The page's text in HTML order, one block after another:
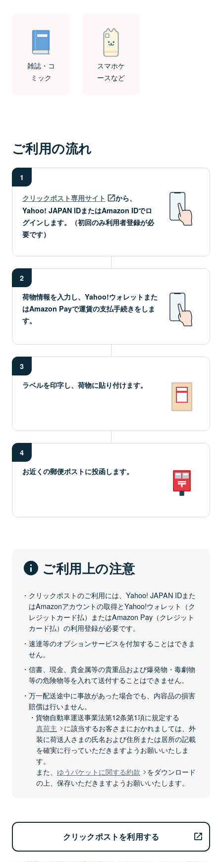
雑誌・コ
ミック
スマホケ
ースなど
ご利用の流れ
1
クリックポスト専用サイト
から、
Yahoo! JAPAN IDまたはAmazon IDでロ
グインします。（初回のみ利用者登録が必
要です）
2
荷物情報を入力し、Yahoo!ウォレットまた
はAmazon Payで運賃の支払手続きをしま
す。
3
ラベルを印字し、荷物に貼り付けます。
4
お近くの郵便ポストに投函します。
ご利用上の注意
クリックポストのご利用には、Yahoo! JAPAN IDまた
はAmazonアカウントの取得とYahoo!ウォレット（ク
レジットカード払）またはAmazon Pay（クレジット
カード払）の利用登録が必要です。
速達等のオプションサービスを付加することはできま
せん。
信書、現金、貴金属等の貴重品および爆発物・毒劇物
等の危険物等を入れて送付することはできません。
万一配送途中に事故があった場合でも、内容品の損害
賠償は行いません。
貨物自動車運送事業法第12条第1項に規定する
真荷主
に該当するお客さまにおかれましては、外
装に荷送人さまの氏名および住所または居所の記載
を確実に行っていただきますようお願いいたしま
す。
また、 ゆうパケットに関する約款
をダウンロード
の上、保存いただきますようお願いいたします。
クリックポストを利用する